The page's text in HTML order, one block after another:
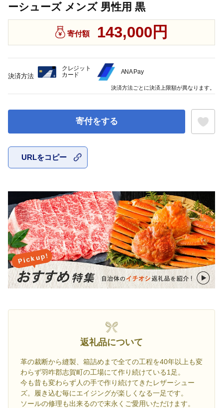
ーシューズ メンズ 男性用 黒
寄付額 143,000円
寄付をする
URLをコピー
返礼品について
革の裁断から縫製、箱詰めまで全ての工程を40年以上も変
わらず羽咋郡志賀町の工場にて作り続けている1足。
今も昔も変わらず人の手で作り続けてきたレザーシュー
ズ。履き込む毎にエイジングが楽しくなる一足です。
ソールの修理も出来るので末永くご愛用いただけます。
決済方法
クレジット
カード
ANA Pay
決済方法ごとに決済上限額が異なります。